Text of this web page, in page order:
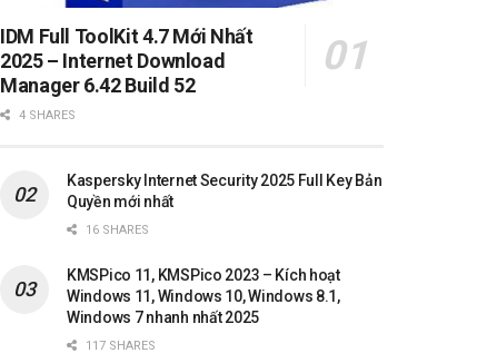
IDM Full ToolKit 4.7 Mới Nhất
2025 – Internet Download
Manager 6.42 Build 52
4 SHARES
Kaspersky Internet Security 2025 Full Key Bản
Quyền mới nhất
16 SHARES
KMSPico 11, KMSPico 2023 – Kích hoạt
Windows 11, Windows 10, Windows 8.1,
Windows 7 nhanh nhất 2025
117 SHARES